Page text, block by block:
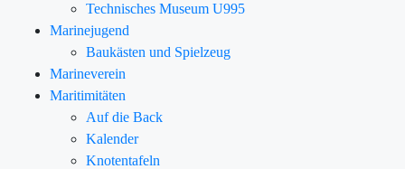
Technisches Museum U995
Marinejugend
Baukästen und Spielzeug
Marineverein
Maritimitäten
Auf die Back
Kalender
Knotentafeln